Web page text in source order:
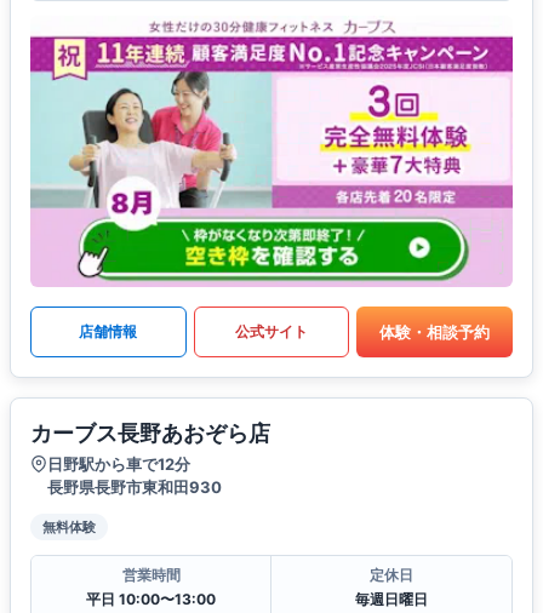
店舗情報 公式サイト 体験・相談予約
カーブス長野あおぞら店
日野駅から車で12分
長野県長野市東和田930
無料体験
営業時間
平日 10:00〜13:00
定休日
毎週日曜日